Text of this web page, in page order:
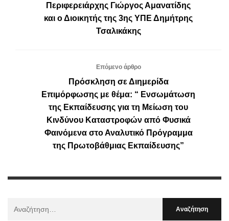
Περιφερειάρχης Γιώργος Αμανατίδης
και ο Διοικητής της 3ης ΥΠΕ Δημήτρης
Τσαλικάκης
Επόμενο άρθρο
Πρόσκληση σε Διημερίδα
Επιμόρφωσης με θέμα: “ Ενσωμάτωση
της Εκπαίδευσης για τη Μείωση του
Κινδύνου Καταστροφών από Φυσικά
Φαινόμενα στο Αναλυτικό Πρόγραμμα
της Πρωτοβάθμιας Εκπαίδευσης”